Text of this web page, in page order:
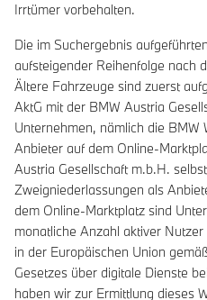
Irrtümer vorbehalten.
Die im Suchergebnis
aufsteigender Reihenfolge nach
Ältere Fahrzeuge sind zuerst
AktG mit der BMW Austria
Unternehmen, nämlich die
Anbieter auf dem Online-
Austria Gesellschaft m.b.H.
Zweigniederlassungen als
dem Online-Marktplatz sind
monatliche Anzahl aktiver
in der Europäischen Union
Gesetzes über digitale Dienste
haben wir zur Ermittlung dieses